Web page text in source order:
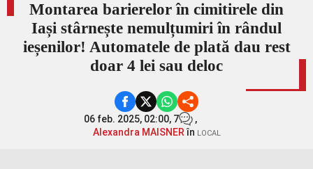
Montarea barierelor în cimitirele din
Iași stârnește nemulțumiri în rândul
ieșenilor! Automatele de plată dau rest
doar 4 lei sau deloc
06 feb. 2025, 02:00, 7
,
Alexandra MAISNERîn LOCAL